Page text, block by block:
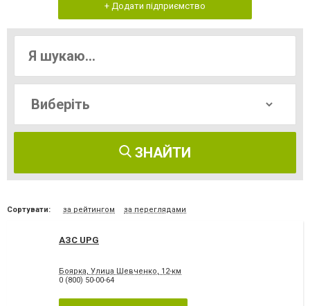
+ Додати підприємство
ЗНАЙТИ
Сортувати: за рейтингом за переглядами
АЗС UPG
Боярка, Улица Шевченко, 12-км
0 (800) 50-00-64